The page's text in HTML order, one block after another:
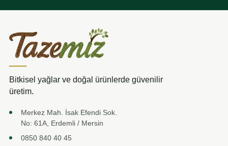
Bitkisel yağlar ve doğal ürünlerde güvenilir
üretim.
Merkez Mah. İsak Efendi Sok.
No: 61A, Erdemli / Mersin
0850 840 40 45